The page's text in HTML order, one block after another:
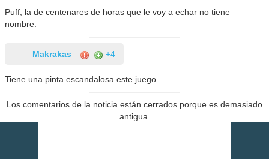
Puff, la de centenares de horas que le voy a echar no tiene
nombre.
Makrakas +4
Tiene una pinta escandalosa este juego.
Los comentarios de la noticia están cerrados porque es demasiado
antigua.